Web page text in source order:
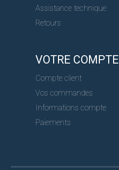
Assistance technique
Retours
VOTRE COMPTE
Compte client
Vos commandes
Informations compte
Paiements